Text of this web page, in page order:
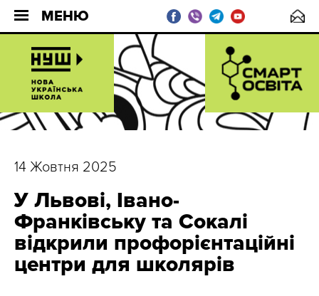
МЕНЮ
14 Жовтня 2025
У Львові, Івано-
Франківську та Сокалі
відкрили профорієнтаційні
центри для школярів